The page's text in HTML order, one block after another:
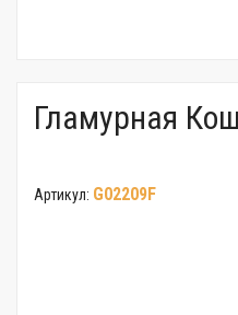
Гламурная
Артикул: G02209F